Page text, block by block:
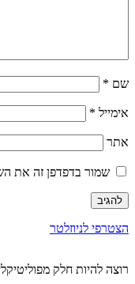
שם *
אימייל *
אתר
שמור בדפדפן זה את
הצטרפי לניוזלטר
רוצה להיות חלק